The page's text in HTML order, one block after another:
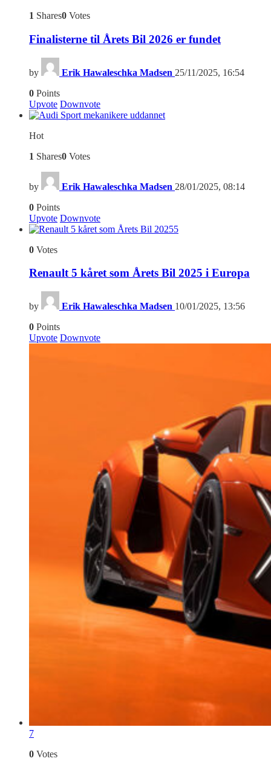
1 Shares0 Votes
Finalisterne til Årets Bil 2026 er fundet
by Erik Hawaleschka Madsen 25/11/2025, 16:54
0 Points
Upvote Downvote
Hot
1 Shares0 Votes
by Erik Hawaleschka Madsen 28/01/2025, 08:14
0 Points
Upvote Downvote
5
0 Votes
Renault 5 kåret som Årets Bil 2025 i Europa
by Erik Hawaleschka Madsen 10/01/2025, 13:56
0 Points
Upvote Downvote
7
0 Votes